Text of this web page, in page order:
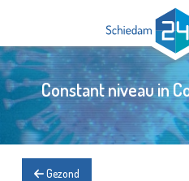
Constant niveau in
Gezond